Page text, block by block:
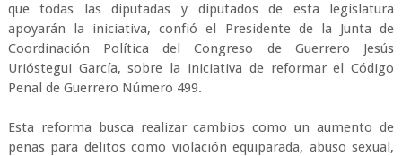
que todas las diputadas y diputados de esta legislatura
apoyarán la iniciativa, confió el Presidente de la Junta de
Coordinación Política del Congreso de Guerrero Jesús
Urióstegui García, sobre la iniciativa de reformar el Código
Penal de Guerrero Número 499.
Esta reforma busca realizar cambios como un aumento de
penas para delitos como violación equiparada, abuso sexual,